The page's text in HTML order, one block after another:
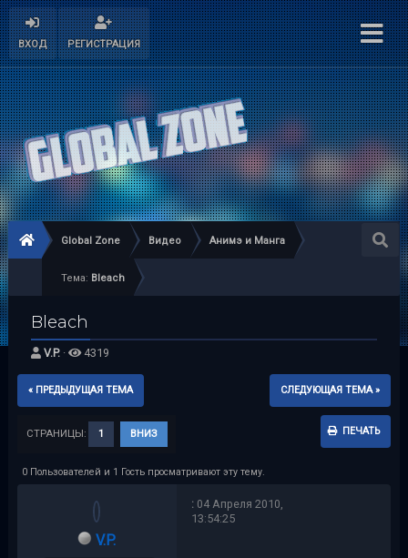
ВХОД РЕГИСТРАЦИЯ
Global Zone Видео Анимэ и Манга
Тема: Bleach
Bleach
V.P.· 4319
« ПРЕДЫДУЩАЯ ТЕМА СЛЕДУЮЩАЯ ТЕМА »
ПЕЧАТЬ
СТРАНИЦЫ: 1 ВНИЗ
0 Пользователей и 1 Гость просматривают эту тему.
V.P.
:04 Апреля 2010,
13:54:25